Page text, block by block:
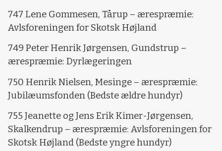
747 Lene Gommesen, Tårup – ærespræmie:
Avlsforeningen for Skotsk Højland
749 Peter Henrik Jørgensen, Gundstrup –
ærespræmie: Dyrlægeringen
750 Henrik Nielsen, Mesinge – ærespræmie:
Jubilæumsfonden (Bedste ældre hundyr)
755 Jeanette og Jens Erik Kimer-Jørgensen,
Skalkendrup – ærespræmie: Avlsforeningen for
Skotsk Højland (Bedste yngre hundyr)